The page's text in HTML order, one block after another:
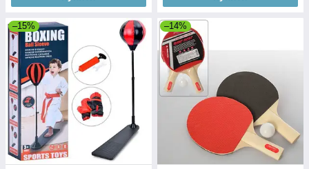
–15% –14%